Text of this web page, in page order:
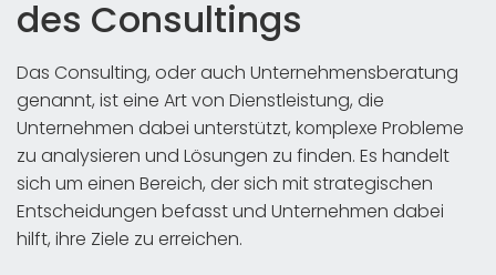
des Consultings
Das Consulting, oder auch Unternehmensberatung
genannt, ist eine Art von Dienstleistung, die
Unternehmen dabei unterstützt, komplexe Probleme
zu analysieren und Lösungen zu finden. Es handelt
sich um einen Bereich, der sich mit strategischen
Entscheidungen befasst und Unternehmen dabei
hilft, ihre Ziele zu erreichen.